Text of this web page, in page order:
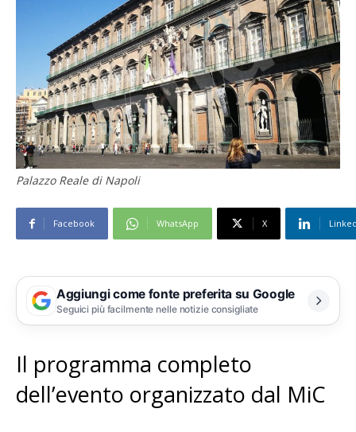
Palazzo Reale di Napoli
Facebook WhatsApp X
Aggiungi come fonte preferita su Google
Seguici più facilmente nelle notizie consigliate
Il programma completo
dell’evento organizzato dal MiC